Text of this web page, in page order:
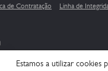
de Contratação Linha de
Estamos a utilizar cookies